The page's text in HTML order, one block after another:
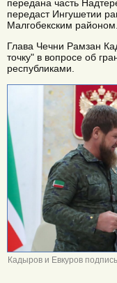
передана часть
передаст Ингушетии
Малгобекским районом.
Глава Чечни Рамзан
точку" в вопросе об
республиками.
Кадыров и Евкуров